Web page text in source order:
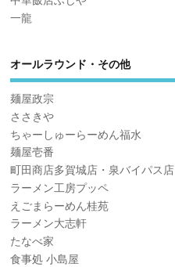
一龍
オールラウンド・その他
麺屋政宗
ささきや
ちゃーしゅーらーめん福水
麺屋壱番
町田商店多賀城店・泉バイパス店
ラーメン工房プッペ
えごまらーめん桂苑
ラーメン大志軒
たなべ家
食事処 小島屋